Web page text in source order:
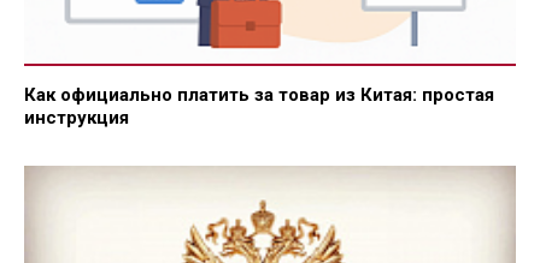
Как официально платить за товар из Китая: простая
инструкция